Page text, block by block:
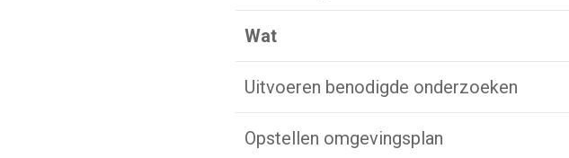
Wat
Uitvoeren benodigde onderzoeken
Opstellen omgevingsplan